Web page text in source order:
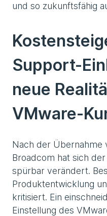
und so zukunftsfähig
Support-
neue
VMware-
Nach der Übernahme
Broadcom hat sich
spürbar verändert.
Produktentwicklung
kritisiert. Ein
Einstellung des